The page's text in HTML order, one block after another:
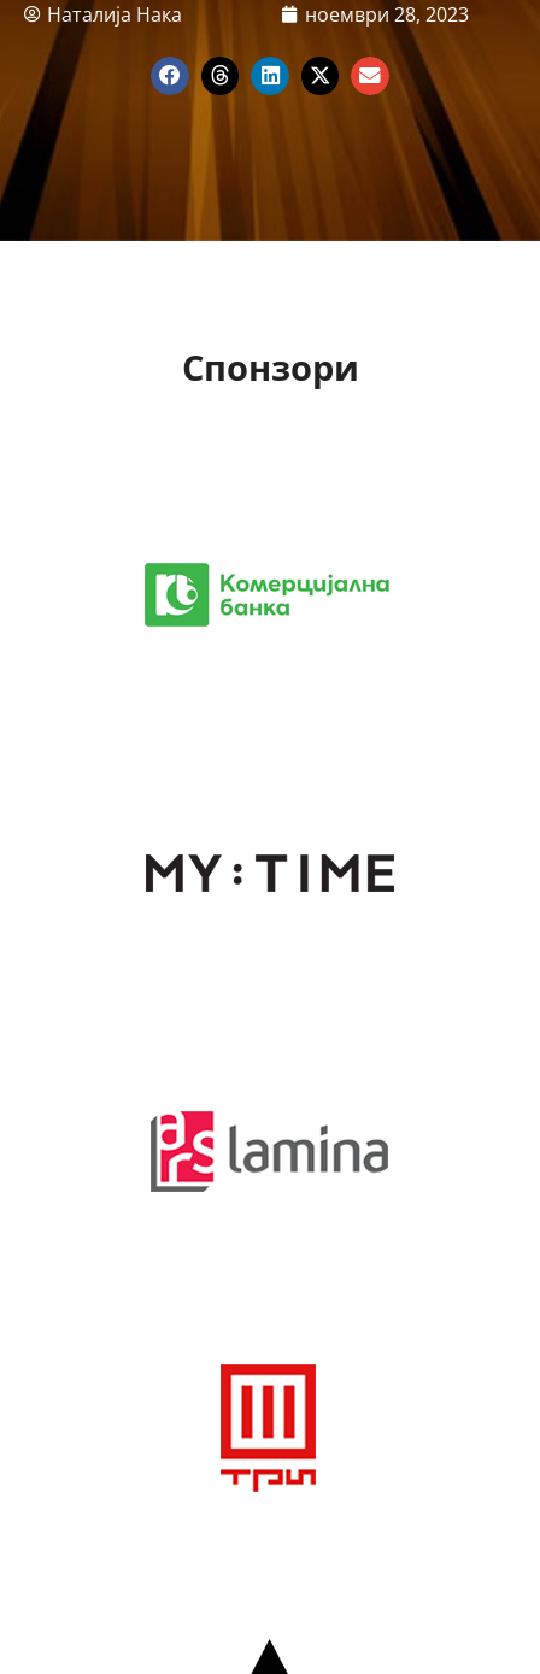
Наталија Нака ноември 28, 2023
Спонзори